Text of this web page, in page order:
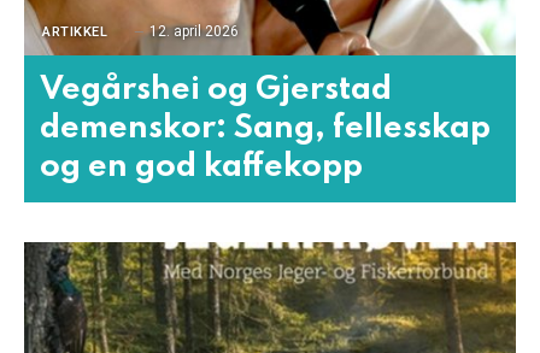
ARTIKKEL 12. april 2026
Vegårshei og Gjerstad
demenskor: Sang, fellesskap
og en god kaffekopp